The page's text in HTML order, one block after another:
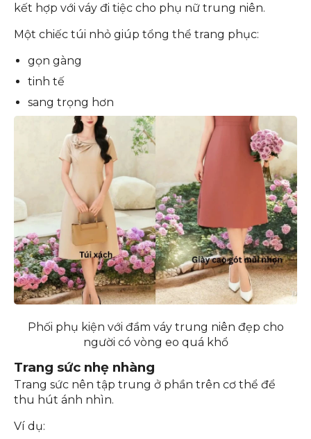
kết hợp với váy đi tiệc cho phụ nữ trung niên.
Một chiếc túi nhỏ giúp tổng thể trang phục:
gọn gàng
tinh tế
sang trọng hơn
Phối phụ kiện với đầm váy trung niên đẹp cho
người có vòng eo quá khổ
Trang sức nhẹ nhàng
Trang sức nên tập trung ở phần trên cơ thể để
thu hút ánh nhìn.
Ví dụ: